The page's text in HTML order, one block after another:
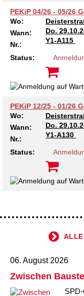
PEKiP 04/26 - 05/26
Wo:
Wann:
Do.
Nr.:
Y1-A115
Status:
PEKiP 12/25 - 01/26
Wo:
Wann:
Do.
Nr.:
Y1-A130
Status:
ALLE
06. August 2026
Zwischen